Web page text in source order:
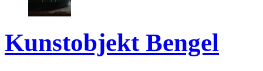
Kunstobjekt Bengel